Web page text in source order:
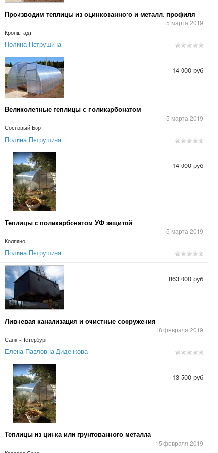
Производим теплицы из оцинкованного и металл. профиля
5 марта 2019
Кронштадт
Полина Петрушина
Великолепные теплицы с поликарбонатом
5 марта 2019
Сосновый Бор
14 000 руб
Полина Петрушина
Теплицы с поликарбонатом УФ защитой
5 марта 2019
Колпино
14 000 руб
Полина Петрушина
Ливневая канализация и очистные сооружения
18 февраля 2019
Санкт-Петербург
863 000 руб
Елена Павловна Диденкова
Теплицы из цинка или грунтованного металла
15 февраля 2019
13 500 руб